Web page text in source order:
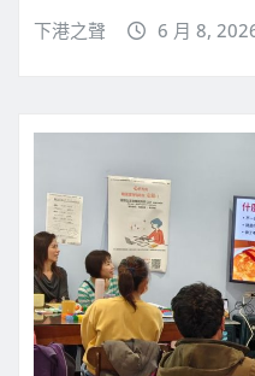
下港之聲 6 月 8,